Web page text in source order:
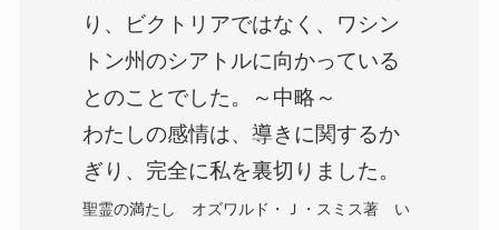
り、ビクトリアではなく、ワシン
トン州のシアトルに向かっている
とのことでした。～中略～
わたしの感情は、導きに関するか
ぎり、完全に私を裏切りました。
聖霊の満たし オズワルド・Ｊ・スミス著 い